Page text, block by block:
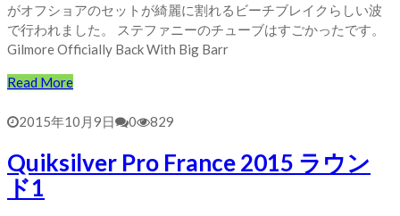
がオフショアのセットが綺麗に割れるビーチブレイクらしい波
で行われました。 ステファニーのチューブはすごかったです。
Gilmore Officially Back With Big Barr
Read More
2015年10月9日 0 829
Quiksilver Pro France 2015 ラウン
ド1